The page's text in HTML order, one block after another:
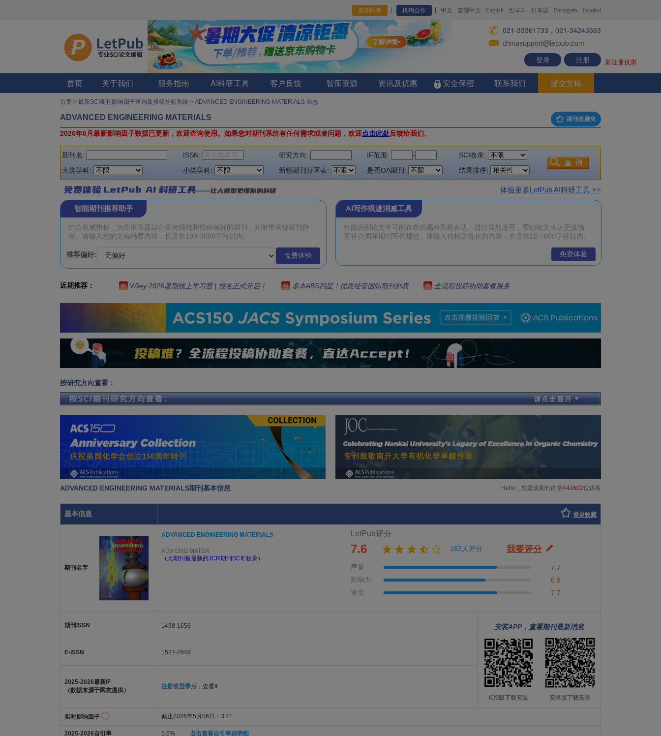
推荐同事 机构合作 中文 繁體中文 English 한국어 日本語 Português Español
021-33361733，021-34243363
chinasupport@letpub.com
登录
注册 新注册优惠
首页 关于我们 服务指南 AI科研工具 客户反馈 智库资源 资讯及优惠 安全保密 联系我们 提交文稿
首页 > 最新SCI期刊影响因子查询及投稿分析系统 > ADVANCED ENGINEERING MATERIALS 杂志
ADVANCED ENGINEERING MATERIALS 期刊收藏夹
2026年6月最新影响因子数据已更新，欢迎查询使用。 如果您对期刊系统有任何需求或者问题，欢迎点击此处反馈给我们。
期刊名: ISSN: 研究方向: IF范围: -
SCI收录:
大类学科:
小类学科: 新锐期刊分区表: 是否OA期刊: 结果排序:
体验更多LetPub AI科研工具 >>
智能期刊推荐助手
推荐偏好: 免费体验
AI写作痕迹消减工具
免费体验
近期推荐： 热 Wiley 2026暑期线上学习营 | 报名正式开启！ 热 多本ABS四星！优质经管国际期刊列表 热 全流程投稿协助套餐服务
按研究方向查看：
ADVANCED ENGINEERING MATERIALS期刊基本信息 Hello，您是该期刊的第441602位访客
基本信息 登录收藏
期刊名字
ADVANCED ENGINEERING MATERIALS
ADV ENG MATER
（此期刊被最新的JCR期刊SCIE收录）
LetPub评分
7.6 163人评分 我要评分
声誉
7.7
影响力
6.9
速度
7.7
期刊ISSN 1438-1656 安装APP，查看期刊最新消息
iOS版下载安装 安卓版下载安装
E-ISSN 1527-2648
2025-2026最新IF
（数据来源于网友提供）
注册或登录后，查看IF
实时影响因子 截止2026年5月06日：3.41
2025-2026自引率 5.6% 点击查看自引率趋势图